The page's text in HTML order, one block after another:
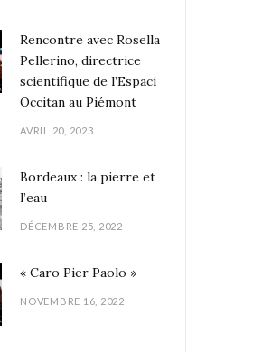
Rencontre avec Rosella
Pellerino, directrice
scientifique de l’Espaci
Occitan au Piémont
AVRIL 20, 2023
Bordeaux : la pierre et
l’eau
DÉCEMBRE 25, 2022
« Caro Pier Paolo »
NOVEMBRE 16, 2022